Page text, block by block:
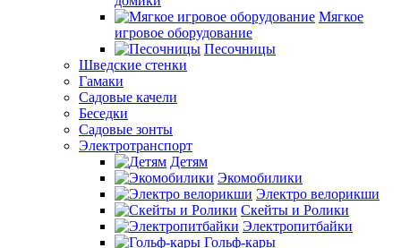
Мягкое
игровое оборудование
Песочницы
Шведские стенки
Гамаки
Садовые качели
Беседки
Садовые зонты
Электротранспорт
Детям
Экомобилики
Электро велорикши
Скейты и Ролики
Электропитбайки
Гольф-кары